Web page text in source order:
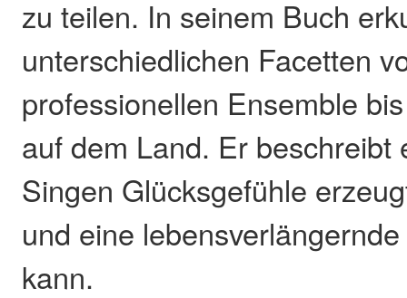
zu teilen. In seinem Buch
unterschiedlichen Facetten
professionellen Ensemble
auf dem Land. Er beschreibt
Singen Glücksgefühle
und eine
kann.